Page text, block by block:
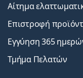
Αίτημα
Επιστροφή
Εγγύηση 365
Τμήμα Πελατών